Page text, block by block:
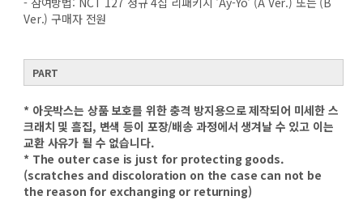
Ver.) 구매자 전원
PART
* 아웃박스는 상품 보호를 위한 충격 방지용으로 제작되어 미세한 스
크래치 및 흠집, 변색 등이 포장/배송 과정에서 생겨날 수 있고 이는
교환 사유가 될 수 없습니다.
* The outer case is just for protecting goods.
(scratches and discoloration on the case can not be
the reason for exchanging or returning)